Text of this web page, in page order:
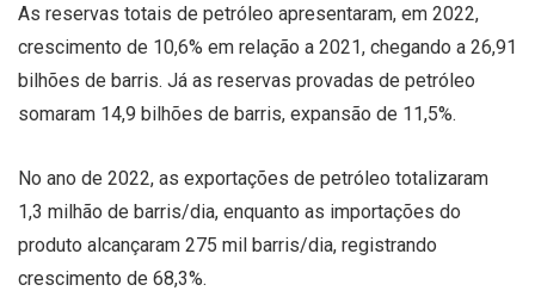
As reservas totais de petróleo apresentaram, em 2022,
crescimento de 10,6% em relação a 2021, chegando a 26,91
bilhões de barris. Já as reservas provadas de petróleo
somaram 14,9 bilhões de barris, expansão de 11,5%.
No ano de 2022, as exportações de petróleo totalizaram
1,3 milhão de barris/dia, enquanto as importações do
produto alcançaram 275 mil barris/dia, registrando
crescimento de 68,3%.